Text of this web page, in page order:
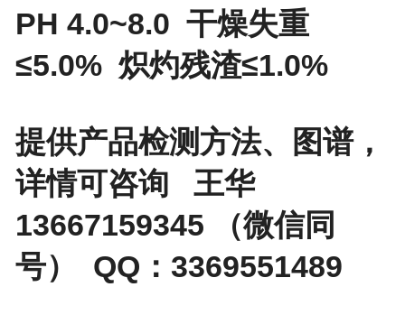
PH 4.0~8.0 干燥失重
≤5.0% 炽灼残渣≤1.0%
提供产品检测方法、图谱，
详情可咨询 王华
13667159345 （微信同
号） QQ：3369551489